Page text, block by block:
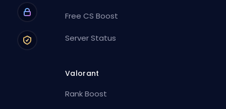
Free CS Boost
Server Status
Valorant
Rank Boost